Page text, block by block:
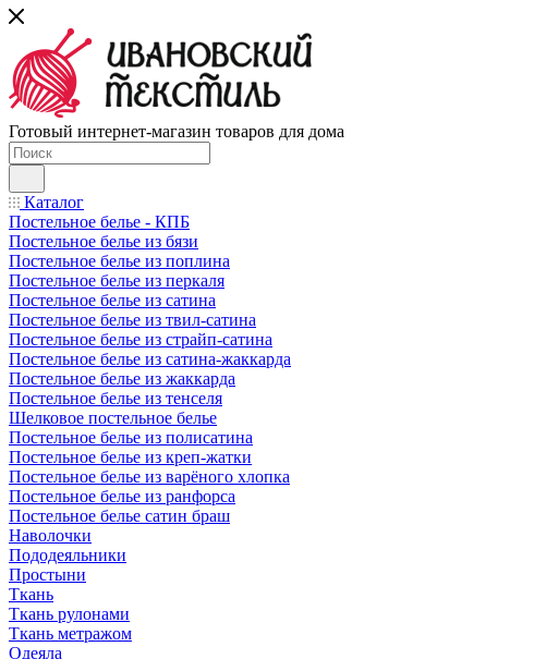
Готовый интернет-магазин товаров для дома
Каталог
Постельное белье - КПБ
Постельное белье из бязи
Постельное белье из поплина
Постельное белье из перкаля
Постельное белье из сатина
Постельное белье из твил-сатина
Постельное белье из страйп-сатина
Постельное белье из сатина-жаккарда
Постельное белье из жаккарда
Постельное белье из тенселя
Шелковое постельное белье
Постельное белье из полисатина
Постельное белье из креп-жатки
Постельное белье из варёного хлопка
Постельное белье из ранфорса
Постельное белье сатин браш
Наволочки
Пододеяльники
Простыни
Ткань
Ткань рулонами
Ткань метражом
Одеяла